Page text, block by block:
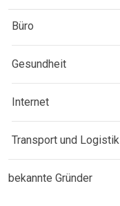
Büro
Gesundheit
Internet
Transport und Logistik
bekannte Gründer